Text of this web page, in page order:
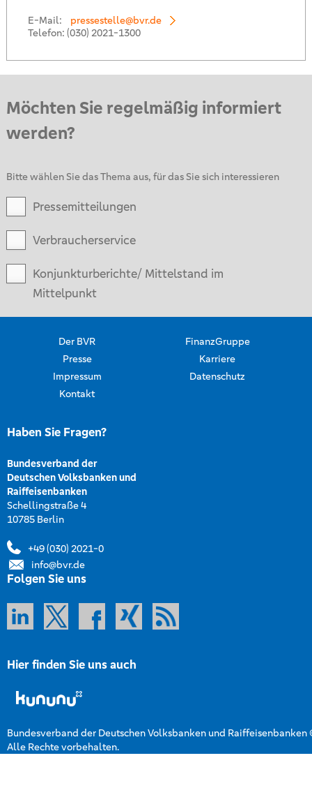
E-Mail:
pressestelle@bvr.de
Telefon: (030) 2021-1300
Möchten Sie regelmäßig informiert
werden?
Bitte wählen Sie das Thema aus, für das Sie sich interessieren
Pressemitteilungen
Verbraucherservice
Konjunkturberichte/ Mittelstand im
Mittelpunkt
Der BVR
FinanzGruppe
Presse
Karriere
Impressum
Datenschutz
Kontakt
Haben Sie Fragen?
Bundesverband der
Deutschen Volksbanken und
Raiffeisenbanken
Schellingstraße 4
10785 Berlin
+49 (030) 2021-0
info@bvr.de
Folgen Sie uns
Hier finden Sie uns auch
Bundesverband der Deutschen Volksbanken und Raiffeisenbanken
Alle Rechte vorbehalten.